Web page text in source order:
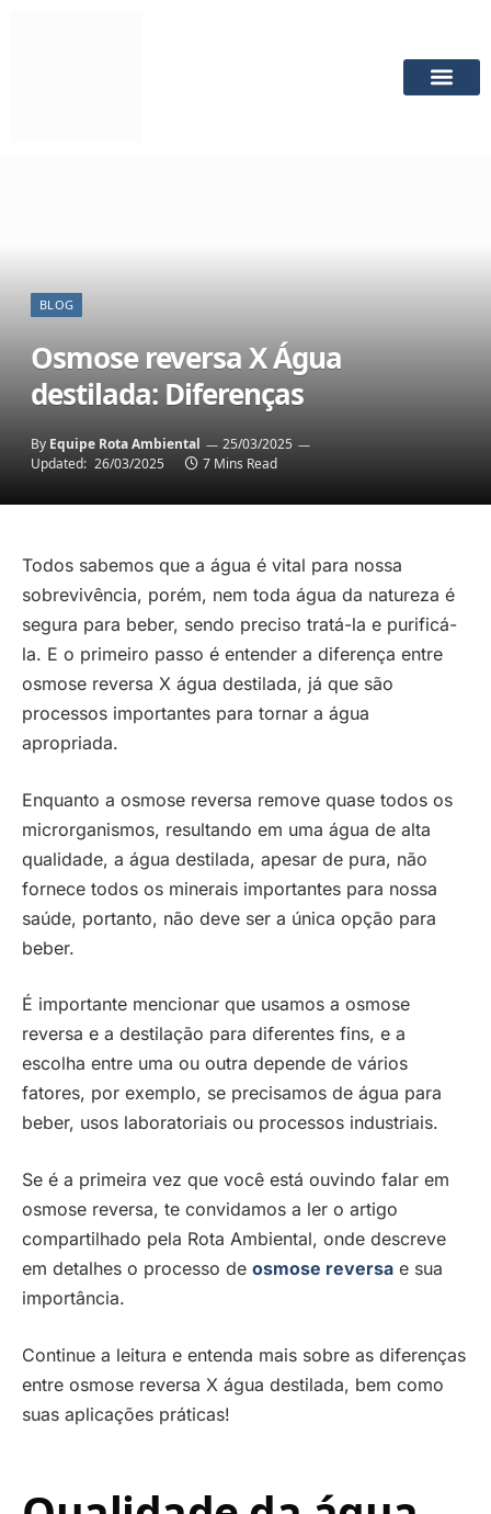
BLOG
Osmose reversa X Água
destilada: Diferenças
By Equipe Rota Ambiental
25/03/2025
Updated: 26/03/2025 7 Mins Read
Todos sabemos que a água é vital para nossa
sobrevivência, porém, nem toda água da natureza é
segura para beber, sendo preciso tratá-la e purificá-
la. E o primeiro passo é entender a diferença entre
osmose reversa X água destilada, já que são
processos importantes para tornar a água
apropriada.
Enquanto a osmose reversa remove quase todos os
microrganismos, resultando em uma água de alta
qualidade, a água destilada, apesar de pura, não
fornece todos os minerais importantes para nossa
saúde, portanto, não deve ser a única opção para
beber.
É importante mencionar que usamos a osmose
reversa e a destilação para diferentes fins, e a
escolha entre uma ou outra depende de vários
fatores, por exemplo, se precisamos de água para
beber, usos laboratoriais ou processos industriais.
Se é a primeira vez que você está ouvindo falar em
osmose reversa, te convidamos a ler o artigo
compartilhado pela Rota Ambiental, onde descreve
em detalhes o processo de osmose reversa e sua
importância.
Continue a leitura e entenda mais sobre as diferenças
entre osmose reversa X água destilada, bem como
suas aplicações práticas!